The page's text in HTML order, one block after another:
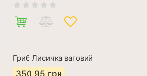
Гриб Лисичка ваговий
350,95 грн